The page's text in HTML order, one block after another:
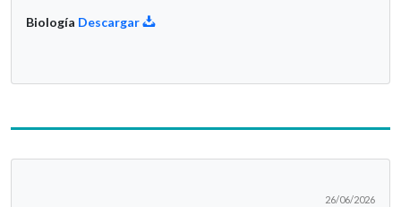
Biología Descargar
26/06/2026